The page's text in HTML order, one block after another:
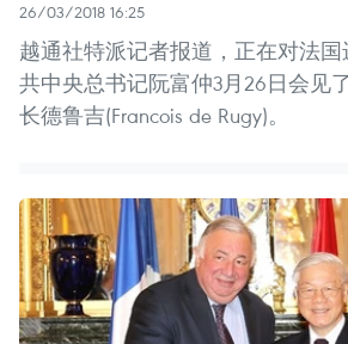
26/03/2018 16:25
越通社特派记者报道，正在对法
共中央总书记阮富仲3月26日会见
长德鲁吉(Francois de Rugy)。